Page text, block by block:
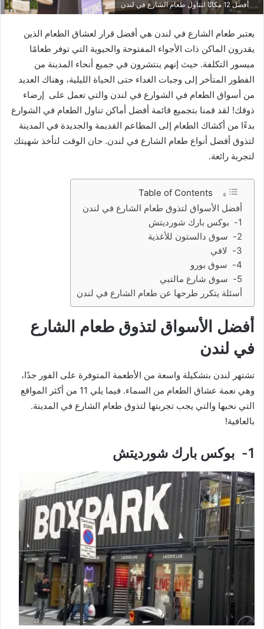
أفضل 12 مكانًا لتناول طعام الشارع في لندن
يعتبر طعام الشارع في لندن هي أفضل قرار لعشاق الطعام الذين
يقدرون الماكن ذات الأجواء المفتوحة والحيوية التي توفر طعامًا
ميسور التكلفة. حيث إنهم ينتشرون في جميع أنحاء المدينة من
الفطور المتأخر إلى وجبات الغداء حتى الحياة الليلية، وهناك العديد
من أسواق الطعام في الشوارع في لندن والتي تعمل على إرضاء
ذوقك! لقد قمنا بتجميع قائمة أفضل أماكن تناول الطعام في الشوارع
بدءًا من أكشاك الطعام إلى المطاعم القديمة والجديدة في المدينة
لتذوق أفضل أنواع طعام الشارع في لندن. حان الوقت لتأخذ شهيتك
لتجربة رائعة.
Table of Contents
أفضل الأسواق لتذوق طعام الشارع في لندن
1- بوكس بارك شورديتش
2- سوق دالستون للأغذية
3- لافي
4- سوق بورو
5- سوق شارع مالتبي
أسئلة يتكرر طرحها عن طعام الشارع في لندن
أفضل الأسواق لتذوق طعام الشارع
في لندن
تشتهر لندن بتشكيلة واسعة من الأطعمة المتوفرة على الفور جدًا،
وهي نعمة عشاق الطعام من السماء. فيما يلي 11 من أكثر المواقع
التي نحبها والتي يجب تجربتها لتذوق طعام الشارع في المدينة.
بالعافية!
1- بوكس بارك شورديتش